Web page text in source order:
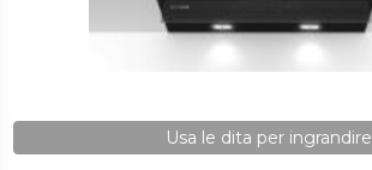
Usa le dita per ingrandire